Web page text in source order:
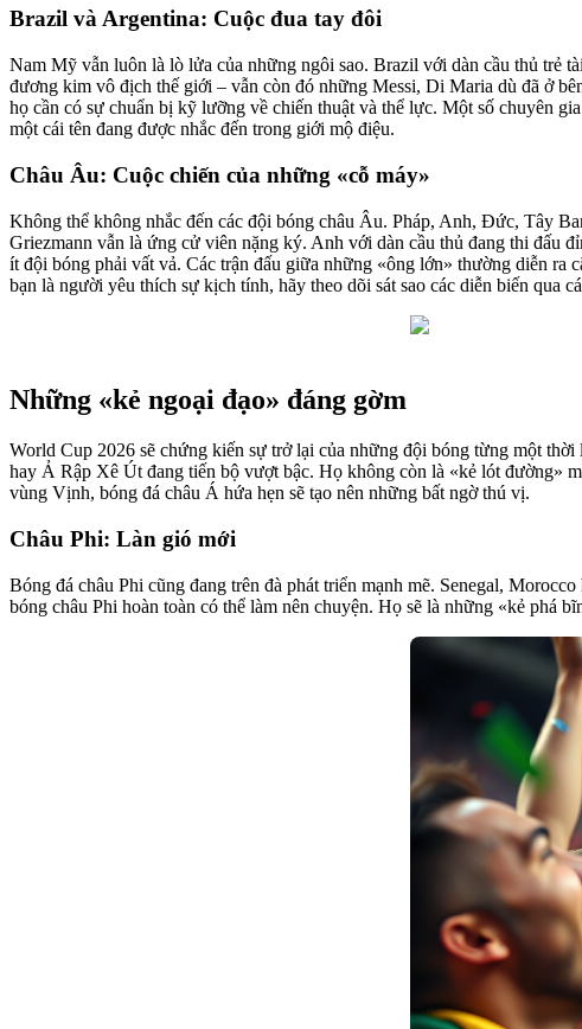
Brazil và Argentina: Cuộc đua tay đôi
Nam Mỹ vẫn luôn là lò lửa của những ngôi sao. Brazil với dàn cầu thủ trẻ
đương kim vô địch thế giới – vẫn còn đó những Messi, Di Maria dù đã ở
họ cần có sự chuẩn bị kỹ lưỡng về chiến thuật và thể lực. Một số chuyên
một cái tên đang được nhắc đến trong giới mộ điệu.
Châu Âu: Cuộc chiến của những «cỗ máy»
Không thể không nhắc đến các đội bóng châu Âu. Pháp, Anh, Đức, Tây
Griezmann vẫn là ứng cử viên nặng ký. Anh với dàn cầu thủ đang thi đấu
ít đội bóng phải vất vả. Các trận đấu giữa những «ông lớn» thường diễn
bạn là người yêu thích sự kịch tính, hãy theo dõi sát sao các diễn biến qua
Những «kẻ ngoại đạo» đáng gờm
World Cup 2026 sẽ chứng kiến sự trở lại của những đội bóng từng một
hay Ả Rập Xê Út đang tiến bộ vượt bậc. Họ không còn là «kẻ lót đường»
vùng Vịnh, bóng đá châu Á hứa hẹn sẽ tạo nên những bất ngờ thú vị.
Châu Phi: Làn gió mới
Bóng đá châu Phi cũng đang trên đà phát triển mạnh mẽ. Senegal,
bóng châu Phi hoàn toàn có thể làm nên chuyện. Họ sẽ là những «kẻ phá